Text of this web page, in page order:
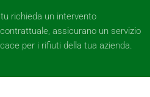
richieda un intervento
assicurano un servizio
per i rifiuti della tua azienda.